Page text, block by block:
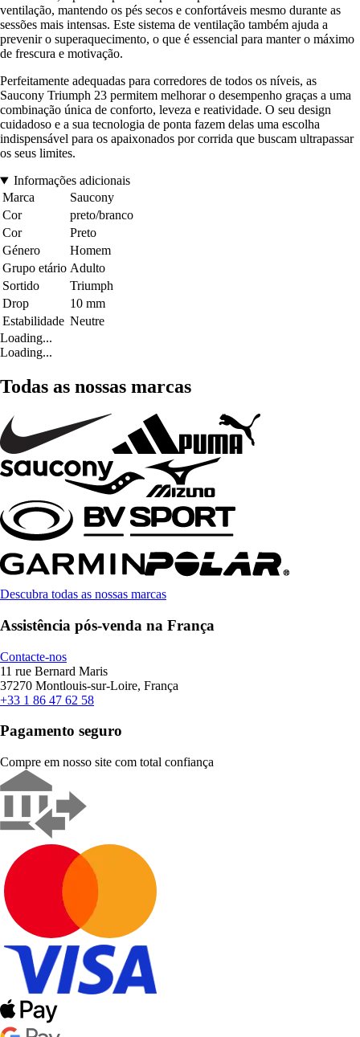
ventilação, mantendo os pés secos e confortáveis mesmo durante as
sessões mais intensas. Este sistema de ventilação também ajuda a
prevenir o superaquecimento, o que é essencial para manter o máximo
de frescura e motivação.
Perfeitamente adequadas para corredores de todos os níveis, as
Saucony Triumph 23 permitem melhorar o desempenho graças a uma
combinação única de conforto, leveza e reatividade. O seu design
cuidadoso e a sua tecnologia de ponta fazem delas uma escolha
indispensável para os apaixonados por corrida que buscam ultrapassar
os seus limites.
Informações adicionais
Marca
Saucony
Cor
preto/branco
Cor
Preto
Género
Homem
Grupo etário Adulto
Sortido
Triumph
Drop
10 mm
Estabilidade Neutre
Loading...
Loading...
Todas as nossas marcas
Descubra todas as nossas marcas
Assistência pós-venda na França
Contacte-nos
11 rue Bernard Maris
37270 Montlouis-sur-Loire, França
+33 1 86 47 62 58
Pagamento seguro
Compre em nosso site com total confiança